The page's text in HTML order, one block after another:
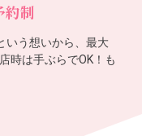
約制
いう想いから、最大
時は手ぶらでOK！も